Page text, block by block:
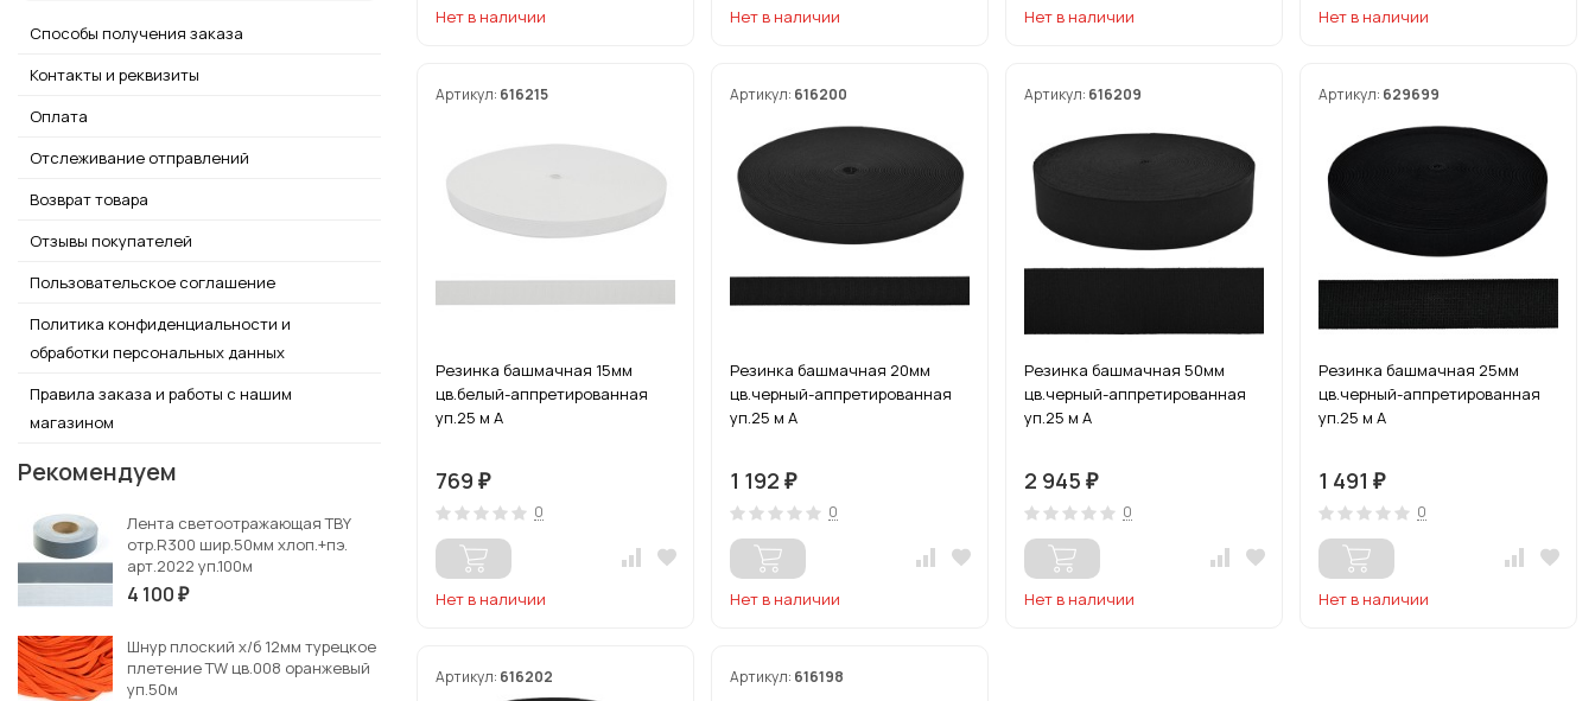
Нет в наличии Нет в наличии Нет в наличии Нет в наличии
Артикул: 616215
Резинка башмачная 15мм
цв.белый-аппретированная
уп.25 м А
769 ₽
0
Нет в наличии
Артикул: 616200
Резинка башмачная 20мм
цв.черный-аппретированная
уп.25 м А
1 192 ₽
0
Нет в наличии
Артикул: 616209
Резинка башмачная 50мм
цв.черный-аппретированная
уп.25 м А
2 945 ₽
0
Нет в наличии
Артикул: 629699
Резинка башмачная 25мм
цв.черный-аппретированная
уп.25 м А
1 491 ₽
0
Нет в наличии
Артикул: 616202 Артикул: 616198
Способы получения заказа
Контакты и реквизиты
Оплата
Отслеживание отправлений
Возврат товара
Отзывы покупателей
Пользовательское соглашение
Политика конфиденциальности и
обработки персональных данных
Правила заказа и работы с нашим
магазином
Рекомендуем
Лента светоотражающая TBY
отр.R300 шир.50мм хлоп.+пэ.
арт.2022 уп.100м
4 100 ₽
Шнур плоский х/б 12мм турецкое
плетение TW цв.008 оранжевый
уп.50м